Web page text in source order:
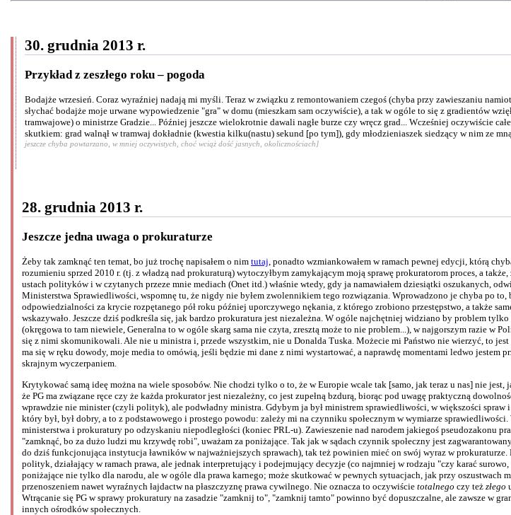
30. grudnia 2013 r.
Przykład z zeszłego roku – pogoda
Bodajże wrzesień. Coraz wyraźniej nadają mi myśli. Teraz w związku z remontowaniem czegoś (chyba przy zawieszaniu
słychać bodajże moje urwane wypowiedzenie "gra" w domu (mieszkam sam oczywiście), a tak w ogóle to się z gradientów
tramwajowe) o ministrze Gradzie... Później jeszcze wielokrotnie dawali nagłe burze czy wręcz grad... Wcześniej oczywiście
skutkiem: grad walnął w tramwaj dokładnie (kwestia kilku(nastu) sekund [po tym]), gdy młodzieniaszek siedzący w nim ze
jeszcze chyba powtarzano, w mniej oczywistych, choć wciąż dość jasnych, okolicznościach]
28. grudnia 2013 r.
Jeszcze jedna uwaga o prokuraturze
Żeby tak zamknąć ten temat, bo już trochę napisałem o nim tutaj, ponadto wzmiankowałem w ramach pewnej edycji, którą
rozumieniu sprzed 2010 r. (tj. z władzą nad prokuraturą) wytoczyłbym zamykającym moją sprawę prokuratorom proces, a
ustach polityków i w czytanych przeze mnie mediach (Onet itd.) właśnie wtedy, gdy ja namawiałem dziesiątki oszukanych,
Ministerstwa Sprawiedliwości, wspomnę tu, że nigdy nie byłem zwolennikiem tego rozwiązania. Wprowadzono je chyba po
odpowiedzialności za krycie rozpętanego pół roku później uporczywego nękania, z którego zrobiono przestępstwo, a także
wskazywało. Jeszcze dziś podkreśla się, jak bardzo prokuratura jest niezależna. W ogóle najchętniej widziano by problem
(okręgowa to tam niewiele, Generalna to w ogóle skarg sama nie czyta, zresztą może to nie problem...), w najgorszym razie w
się z nimi skomunikowali. Ale nie u ministra i, przede wszystkim, nie u Donalda Tuska. Możecie mi Państwo nie wierzyć, to
ma się w ręku dowody, moje media to omówią, jeśli będzie mi dane z nimi wystartować, a naprawdę momentami ledwo jestem
skrajnym wyczerpaniem.
Krytykować samą ideę można na wiele sposobów. Nie chodzi tylko o to, że w Europie wcale tak [samo, jak teraz u nas] nie jest,
że PG ma związane ręce czy że każda prokurator jest niezależny, co jest zupełną bzdurą, biorąc pod uwagę praktyczną
wprawdzie nie minister (czyli polityk), ale podwładny ministra. Gdybym ja był ministrem sprawiedliwości, w większości spraw
który był, był dobry, a to z podstawowego i prostego powodu: zależy mi na czynniku społecznym w wymiarze
ministerstwa i prokuratury po odzyskaniu niepodległości (koniec PRL-u). Zawieszenie nad narodem jakiegoś pseudozakonu
"zamknąć, bo za dużo ludzi mu krzywdę robi", uważam za poniżające. Tak jak w sądach czynnik społeczny jest
do dziś funkcjonująca instytucja ławników w najważniejszych sprawach), tak też powinien mieć on swój wyraz w
polityk, działający w ramach prawa, ale jednak interpretujący i podejmujący decyzje (co najmniej w rodzaju "czy karać
poniżające nie tylko dla narodu, ale w ogóle dla prawa karnego; może skutkować w pewnych sytuacjach, jak przy oszustwach
przenoszeniem nawet wyraźnych łajdactw na płaszczyznę prawa cywilnego. Nie oznacza to oczywiście totalnego czy też złego
Wtrącanie się PG w sprawy prokuratury na zasadzie "zamknij to", "zamknij tamto" powinno być dopuszczalne, ale zawsze w
innych ośrodków społecznych.